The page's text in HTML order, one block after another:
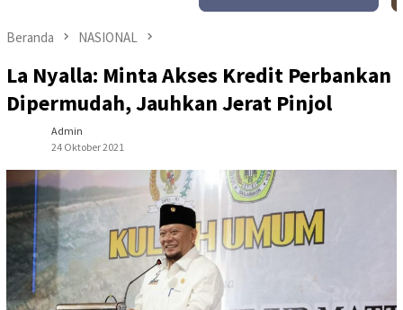
Beranda NASIONAL
La Nyalla: Minta Akses Kredit Perbankan
Dipermudah, Jauhkan Jerat Pinjol
Admin
24 Oktober 2021